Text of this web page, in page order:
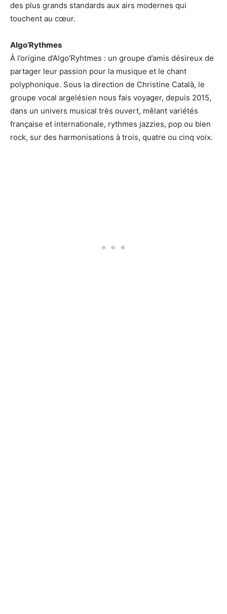
des plus grands standards aux airs modernes qui
touchent au cœur.
Algo’Rythmes
À l’origine d’Algo’Ryhtmes : un groupe d’amis désireux de
partager leur passion pour la musique et le chant
polyphonique. Sous la direction de Christine Català, le
groupe vocal argelésien nous fais voyager, depuis 2015,
dans un univers musical très ouvert, mêlant variétés
française et internationale, rythmes jazzies, pop ou bien
rock, sur des harmonisations à trois, quatre ou cinq voix.